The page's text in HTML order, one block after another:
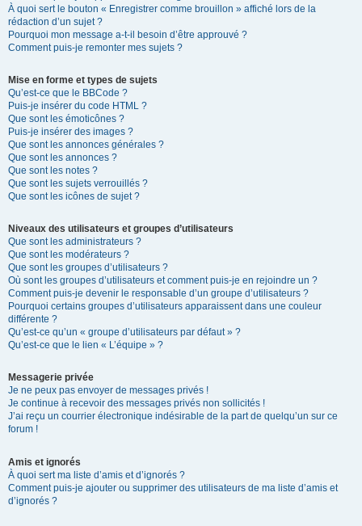
À quoi sert le bouton « Enregistrer comme brouillon » affiché lors de la
rédaction d’un sujet ?
Pourquoi mon message a-t-il besoin d’être approuvé ?
Comment puis-je remonter mes sujets ?
Mise en forme et types de sujets
Qu’est-ce que le BBCode ?
Puis-je insérer du code HTML ?
Que sont les émoticônes ?
Puis-je insérer des images ?
Que sont les annonces générales ?
Que sont les annonces ?
Que sont les notes ?
Que sont les sujets verrouillés ?
Que sont les icônes de sujet ?
Niveaux des utilisateurs et groupes d’utilisateurs
Que sont les administrateurs ?
Que sont les modérateurs ?
Que sont les groupes d’utilisateurs ?
Où sont les groupes d’utilisateurs et comment puis-je en rejoindre un ?
Comment puis-je devenir le responsable d’un groupe d’utilisateurs ?
Pourquoi certains groupes d’utilisateurs apparaissent dans une couleur
différente ?
Qu’est-ce qu’un « groupe d’utilisateurs par défaut » ?
Qu’est-ce que le lien « L’équipe » ?
Messagerie privée
Je ne peux pas envoyer de messages privés !
Je continue à recevoir des messages privés non sollicités !
J’ai reçu un courrier électronique indésirable de la part de quelqu’un sur ce
forum !
Amis et ignorés
À quoi sert ma liste d’amis et d’ignorés ?
Comment puis-je ajouter ou supprimer des utilisateurs de ma liste d’amis et
d’ignorés ?